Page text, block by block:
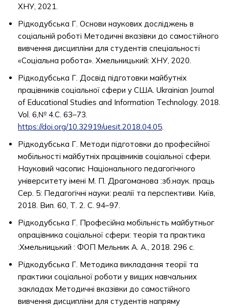
ХНУ, 2021.
Рідкодубська Г. Основи наукових досліджень в
соціальній роботі Методичні вказівки до самостійного
вивчення дисципліни для студентів спеціальності
«Соціальна робота». Хмельницький: ХНУ, 2020.
Рідкодубська Г. Досвід підготовки майбутніх
працівників соціальної сфери у США. Ukrainian Journal
of Educational Studies and Information Technology. 2018.
Vol. 6,№ 4.С. 63–73.
https://doi.org/10.32919/uesit.2018.04.05.
Рідкодубська Г. Методи підготовки до професійної
мобільності майбутніх працівників соціальної сфери.
Науковий часопис Національного педагогічного
університету імені М. П. Драгоманова :зб.наук. праць
Сер. 5: Педагогічні науки: реалії та перспективи. Київ,
2018. Вип. 60, Т. 2. С. 94–97.
Рідкодубська Г. Професійна мобільність майбутньог
опрацівника соціальної сфери: теорія та практика
:Хмельницький : ФОП Мельник А. А., 2018. 296 с.
Рідкодубська Г. Методика викладання теорії та
практики соціальної роботи у вищих навчальних
закладах Методичні вказівки до самостійного
вивчення дисципліни для студентів напряму